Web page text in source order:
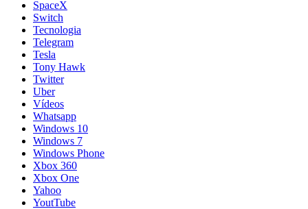
SpaceX
Switch
Tecnologia
Telegram
Tesla
Tony Hawk
Twitter
Uber
Vídeos
Whatsapp
Windows 10
Windows 7
Windows Phone
Xbox 360
Xbox One
Yahoo
YoutTube